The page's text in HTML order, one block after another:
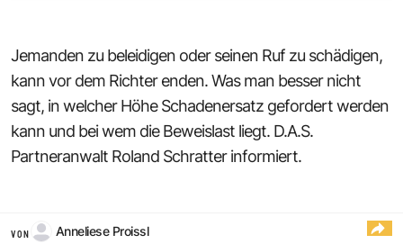
Jemanden zu beleidigen oder seinen Ruf zu schädigen,
kann vor dem Richter enden. Was man besser nicht
sagt, in welcher Höhe Schadenersatz gefordert werden
kann und bei wem die Beweislast liegt. D.A.S.
Partneranwalt Roland Schratter informiert.
VON Anneliese Proissl